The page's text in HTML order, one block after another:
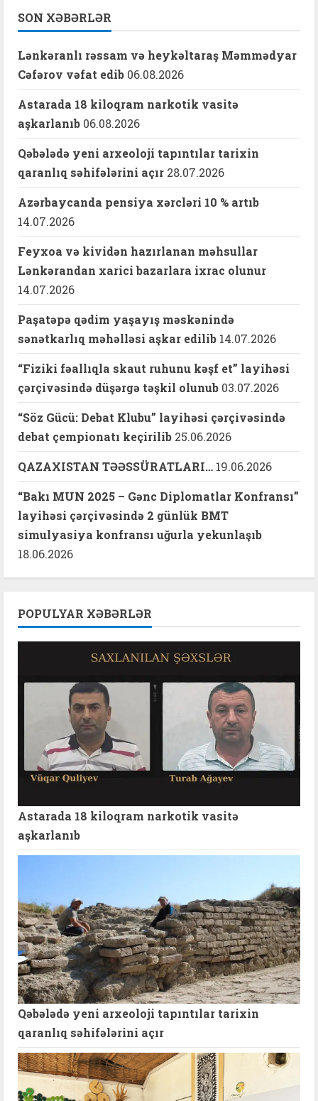
SON XƏBƏRLƏR
Lənkəranlı rəssam və heykəltaraş Məmmədyar
Cəfərov vəfat edib 06.08.2026
Astarada 18 kiloqram narkotik vasitə
aşkarlanıb 06.08.2026
Qəbələdə yeni arxeoloji tapıntılar tarixin
qaranlıq səhifələrini açır 28.07.2026
Azərbaycanda pensiya xərcləri 10 % artıb
14.07.2026
Feyxoa və kividən hazırlanan məhsullar
Lənkərandan xarici bazarlara ixrac olunur
14.07.2026
Paşatəpə qədim yaşayış məskənində
sənətkarlıq məhəlləsi aşkar edilib 14.07.2026
“Fiziki fəallıqla skaut ruhunu kəşf et” layihəsi
çərçivəsində düşərgə təşkil olunub 03.07.2026
“Söz Gücü: Debat Klubu” layihəsi çərçivəsində
debat çempionatı keçirilib 25.06.2026
QAZAXISTAN TƏƏSSÜRATLARI… 19.06.2026
“Bakı MUN 2025 – Gənc Diplomatlar Konfransı”
layihəsi çərçivəsində 2 günlük BMT
simulyasiya konfransı uğurla yekunlaşıb
18.06.2026
POPULYAR XƏBƏRLƏR
Astarada 18 kiloqram narkotik vasitə
aşkarlanıb
Qəbələdə yeni arxeoloji tapıntılar tarixin
qaranlıq səhifələrini açır